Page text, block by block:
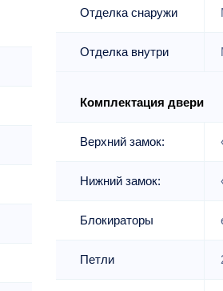
Отделка снаружи
Отделка внутри
Комплектация двери
Верхний замок:
Нижний замок:
Блокираторы
Петли